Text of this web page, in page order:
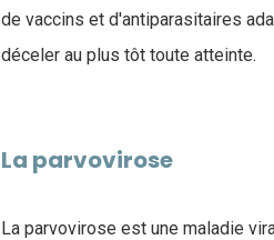
de vaccins et d'antiparasitaires
déceler au plus tôt toute atteinte.
La parvovirose
La parvovirose est une maladie